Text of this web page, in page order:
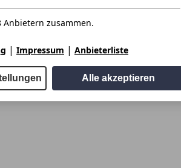
zusammen.
| Impressum | Anbieterliste
Alle akzeptieren